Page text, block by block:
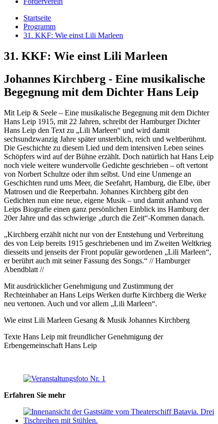
Startseite
Programm
31. KKF: Wie einst Lili Marleen
31. KKF: Wie einst Lili Marleen
Johannes Kirchberg - Eine musikalische
Begegnung mit dem Dichter Hans Leip
Mit Leip & Seele – Eine musikalische Begegnung mit dem Dichter
Hans Leip 1915, mit 22 Jahren, schreibt der Hamburger Dichter
Hans Leip den Text zu „Lili Marleen“ und wird damit
sechsundzwanzig Jahre später unsterblich, reich und weltberühmt.
Die Geschichte zu diesem Lied und dem intensiven Leben seines
Schöpfers wird auf der Bühne erzählt. Doch natürlich hat Hans Leip
noch viele weitere wundervolle Gedichte geschrieben – oft vertont
von Norbert Schultze oder ihm selbst. Und eine Unmenge an
Geschichten rund ums Meer, die Seefahrt, Hamburg, die Elbe, über
Matrosen und die Reeperbahn. Johannes Kirchberg gibt den
Gedichten nun eine neue, eigene Musik – und damit anhand von
Leips Biografie einen ganz persönlichen Einblick ins Hamburg der
20er Jahre und das schwierige „durch die Zeit“-Kommen danach.
„Kirchberg erzählt nicht nur von der Entstehung und Verbreitung
des von Leip bereits 1915 geschriebenen und im Zweiten Weltkrieg
diesseits und jenseits der Front populär gewordenen „Lili Marleen“,
er berührt auch mit seiner Fassung des Songs.“ // Hamburger
Abendblatt //
Mit ausdrücklicher Genehmigung und Zustimmung der
Rechteinhaber an Hans Leips Werken durfte Kirchberg die Werke
neu vertonen. Auch und vor allem „Lili Marleen“.
Wie einst Lili Marleen Gesang & Musik Johannes Kirchberg
Texte Hans Leip mit freundlicher Genehmigung der
Erbengemeinschaft Hans Leip
Erfahren Sie mehr